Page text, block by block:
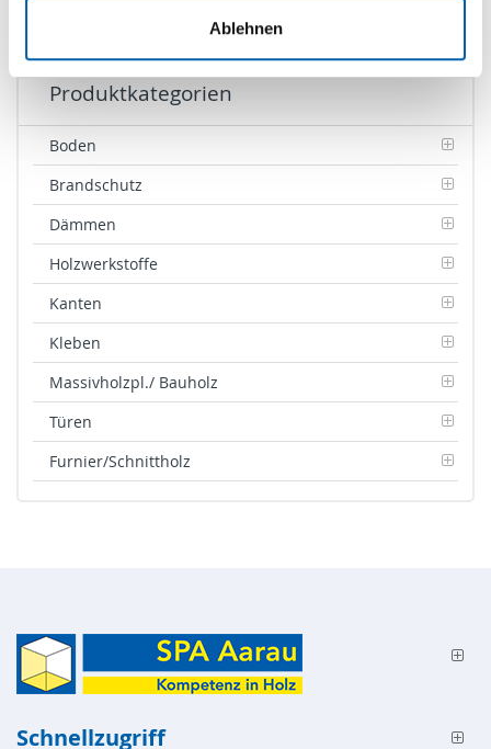
Ablehnen
Produktkategorien
Boden
Brandschutz
Dämmen
Holzwerkstoffe
Kanten
Kleben
Massivholzpl./ Bauholz
Türen
Furnier/Schnittholz
Schnellzugriff